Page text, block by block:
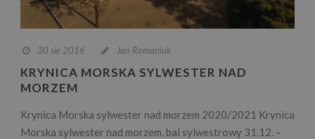
30 sie 2016 Jan Romaniuk
KRYNICA MORSKA SYLWESTER NAD
MORZEM
Krynica Morska sylwester nad morzem 2020/2021 Krynica
Morska sylwester nad morzem, bal sylwestrowy 31.12. –